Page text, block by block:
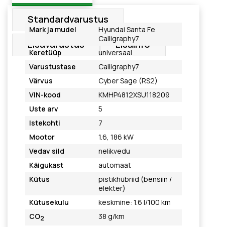
Standardvarustus
Lisavarustus Lisainfo
Mark ja mudel
Hyundai Santa Fe
Calligraphy7
Keretüüp
universaal
Varustustase
Calligraphy7
Värvus
Cyber Sage (RS2)
VIN-kood
KMHP4812XSU118209
Uste arv
5
Istekohti
7
Mootor
1.6, 186 kW
Vedav sild
nelikvedu
Käigukast
automaat
Kütus
pistikhübriid (bensiin /
elekter)
Kütusekulu
keskmine: 1.6 l/100 km
CO2
38 g/km